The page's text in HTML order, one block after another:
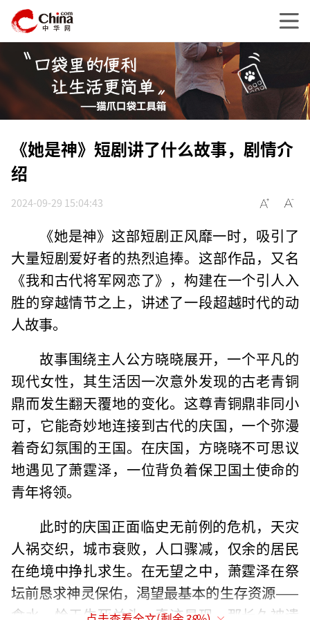
《她是神》短剧讲了什么故事，剧情介
绍
2024-09-29 15:04:43
《她是神》这部短剧正风靡一时，吸引了
大量短剧爱好者的热烈追捧。这部作品，又名
《我和古代将军网恋了》，构建在一个引人入
胜的穿越情节之上，讲述了一段超越时代的动
人故事。
故事围绕主人公方晓晓展开，一个平凡的
现代女性，其生活因一次意外发现的古老青铜
鼎而发生翻天覆地的变化。这尊青铜鼎非同小
可，它能奇妙地连接到古代的庆国，一个弥漫
着奇幻氛围的王国。在庆国，方晓晓不可思议
地遇见了萧霆泽，一位背负着保卫国土使命的
青年将领。
此时的庆国正面临史无前例的危机，天灾
人祸交织，城市衰败，人口骤减，仅余的居民
在绝境中挣扎求生。在无望之中，萧霆泽在祭
坛前恳求神灵保佑，渴望最基本的生存资源——
食水。恰于生死关头，奇迹显现，那长久被遗